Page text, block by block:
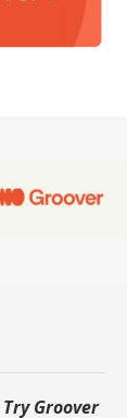
Try Groover